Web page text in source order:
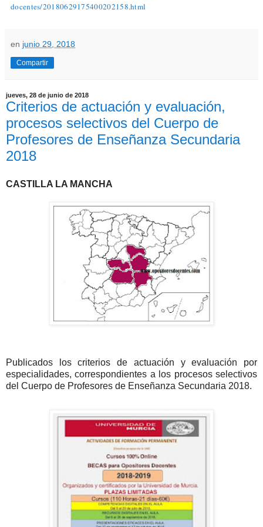
docentes/20180629175400202158.html
en junio 29, 2018
Compartir
jueves, 28 de junio de 2018
Criterios de actuación y evaluación,
procesos selectivos del Cuerpo de
Profesores de Enseñanza Secundaria
2018
CASTILLA LA MANCHA
Publicados los criterios de actuación y evaluación por
especialidades, correspondientes a los procesos selectivos
del Cuerpo de Profesores de Enseñanza Secundaria 2018.